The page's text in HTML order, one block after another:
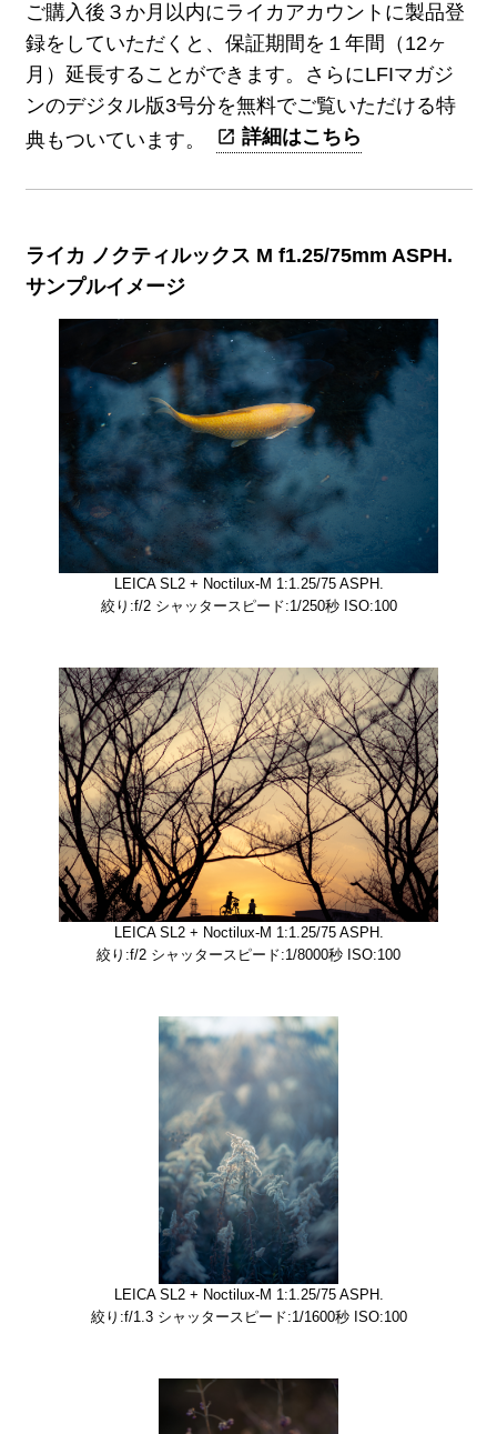
ご購入後３か月以内にライカアカウントに製品登
録をしていただくと、保証期間を１年間（12ヶ
月）延長することができます。さらにLFIマガジ
ンのデジタル版3号分を無料でご覧いただける特
典もついています。
詳細はこちら
ライカ ノクティルックス M f1.25/75mm ASPH.
サンプルイメージ
LEICA SL2 + Noctilux-M 1:1.25/75 ASPH.
絞り:f/2 シャッタースピード:1/250秒 ISO:100
LEICA SL2 + Noctilux-M 1:1.25/75 ASPH.
絞り:f/2 シャッタースピード:1/8000秒 ISO:100
LEICA SL2 + Noctilux-M 1:1.25/75 ASPH.
絞り:f/1.3 シャッタースピード:1/1600秒 ISO:100